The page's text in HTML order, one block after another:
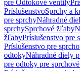
pre Odtokové ventily
PríslušenstvoSprchy a
pre sprchyNáhradné
sprchySprchové žľaby
žľabyPríslušenstvo pre
Príslušenstvo pre
odtokyNáhradné diely
pre odtoky pre